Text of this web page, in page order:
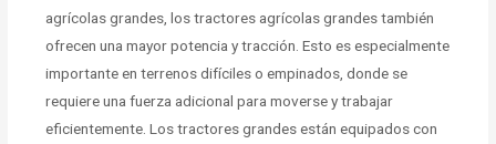
agrícolas grandes, los tractores agrícolas grandes también
ofrecen una mayor potencia y tracción. Esto es especialmente
importante en terrenos difíciles o empinados, donde se
requiere una fuerza adicional para moverse y trabajar
eficientemente. Los tractores grandes están equipados con